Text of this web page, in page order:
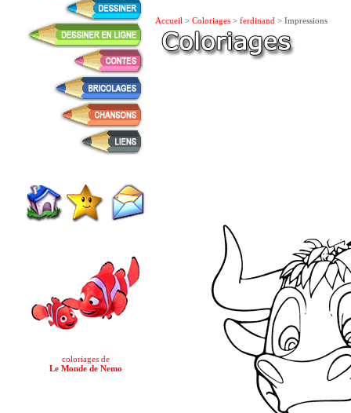
coloriages de
Le Monde de Nemo
Accueil > Coloriages > ferdinand > Impressions